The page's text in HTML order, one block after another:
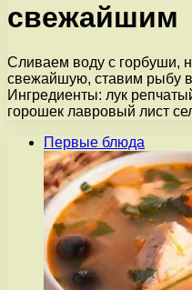
свежайшим
Сливаем воду с горбуши,
свежайшую, ставим рыбу
Ингредиенты: лук
горошек лавровый лист
Первые блюда